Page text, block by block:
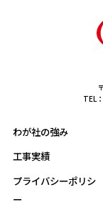
TEL
わが社の強み
工事実績
プライバシーポリシ
ー